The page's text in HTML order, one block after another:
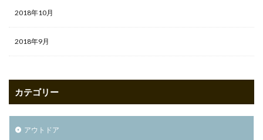
2018年10月
2018年9月
カテゴリー
アウトドア